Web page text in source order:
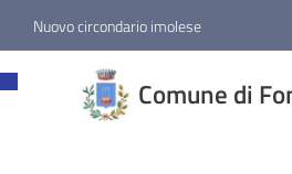
Vai al contenuto
Vai alla navigazione
Vai al footer
Nuovo circondario imolese
Comune di
Fontanelice